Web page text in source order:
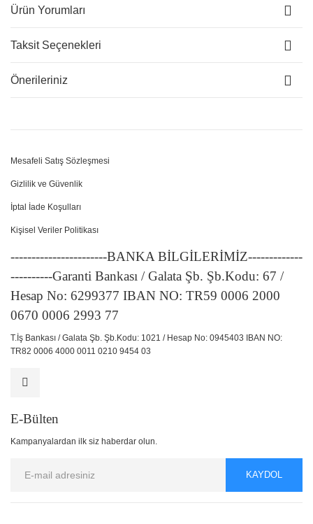
Ürün Yorumları
Taksit Seçenekleri
Önerileriniz
Mesafeli Satış Sözleşmesi
Gizlilik ve Güvenlik
İptal İade Koşulları
Kişisel Veriler Politikası
-----------------------BANKA BİLGİLERİMİZ-------------
----------Garanti Bankası / Galata Şb. Şb.Kodu: 67 /
Hesap No: 6299377 IBAN NO: TR59 0006 2000
0670 0006 2993 77
T.İş Bankası / Galata Şb. Şb.Kodu: 1021 / Hesap No: 0945403 IBAN NO:
TR82 0006 4000 0011 0210 9454 03
E-Bülten
Kampanyalardan ilk siz haberdar olun.
KAYDOL